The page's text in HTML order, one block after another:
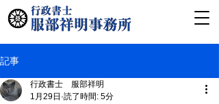
記事
行政書士 服部祥明
1月29日 読了時間: 5分